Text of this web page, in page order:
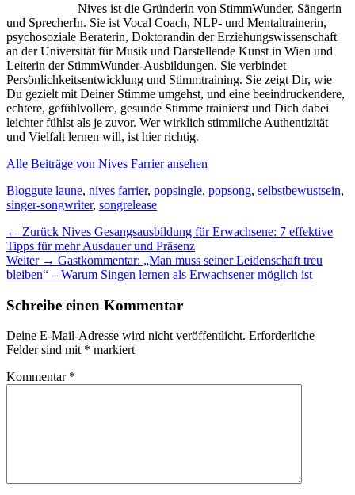
Nives ist die Gründerin von StimmWunder, Sängerin
und SprecherIn. Sie ist Vocal Coach, NLP- und Mentaltrainerin,
psychosoziale Beraterin, Doktorandin der Erziehungswissenschaft
an der Universität für Musik und Darstellende Kunst in Wien und
Leiterin der StimmWunder-Ausbildungen. Sie verbindet
Persönlichkeitsentwicklung und Stimmtraining. Sie zeigt Dir, wie
Du gezielt mit Deiner Stimme umgehst, und eine beeindruckendere,
echtere, gefühlvollere, gesunde Stimme trainierst und Dich dabei
leichter fühlst als je zuvor. Wer wirklich stimmliche Authentizität
und Vielfalt lernen will, ist hier richtig.
Alle Beiträge von Nives Farrier ansehen
Kategorien
BlogSchlagworte
gute laune, nives farrier, popsingle, popsong, selbstbewustsein,
singer-songwriter, songrelease
Beitragsnavigation
← Zurück Vorheriger
Beitrag:
Nives Gesangsausbildung für Erwachsene: 7 effektive
Tipps für mehr Ausdauer und Präsenz
Weiter → Nächster
Beitrag:
Gastkommentar: „Man muss seiner Leidenschaft treu
bleiben“ – Warum Singen lernen als Erwachsener möglich ist
Schreibe einen Kommentar
Deine E-Mail-Adresse wird nicht veröffentlicht. Erforderliche
Felder sind mit * markiert
Kommentar *